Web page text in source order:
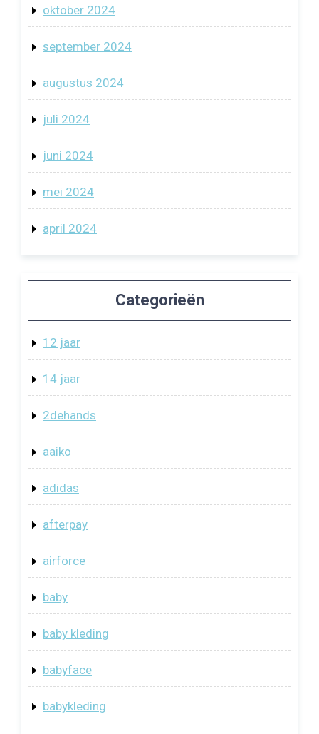
oktober 2024
september 2024
augustus 2024
juli 2024
juni 2024
mei 2024
april 2024
Categorieën
12 jaar
14 jaar
2dehands
aaiko
adidas
afterpay
airforce
baby
baby kleding
babyface
babykleding